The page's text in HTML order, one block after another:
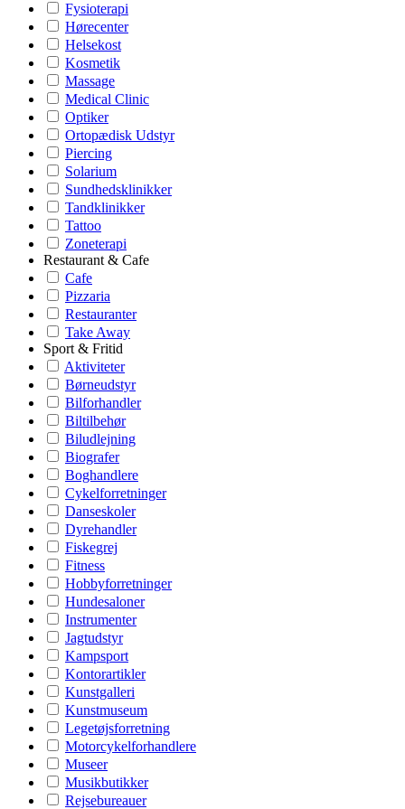
Fysioterapi
Hørecenter
Helsekost
Kosmetik
Massage
Medical Clinic
Optiker
Ortopædisk Udstyr
Piercing
Solarium
Sundhedsklinikker
Tandklinikker
Tattoo
Zoneterapi
Restaurant & Cafe
Cafe
Pizzaria
Restauranter
Take Away
Sport & Fritid
Aktiviteter
Børneudstyr
Bilforhandler
Biltilbehør
Biludlejning
Biografer
Boghandlere
Cykelforretninger
Danseskoler
Dyrehandler
Fiskegrej
Fitness
Hobbyforretninger
Hundesaloner
Instrumenter
Jagtudstyr
Kampsport
Kontorartikler
Kunstgalleri
Kunstmuseum
Legetøjsforretning
Motorcykelforhandlere
Museer
Musikbutikker
Rejsebureauer